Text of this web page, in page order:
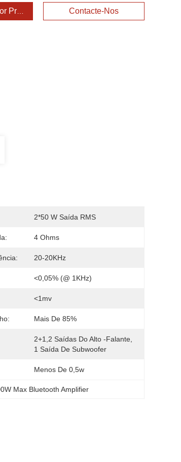
Preço Contacte-Nos
2*50 W Saída RMS
4 Ohms
20-20KHz
<0,05% (@ 1KHz)
<1mv
Mais De 85%
2+1,2 Saídas Do Alto -falante,
1 Saída De Subwoofer
Menos De 0,5w
Max Bluetooth Amplifier